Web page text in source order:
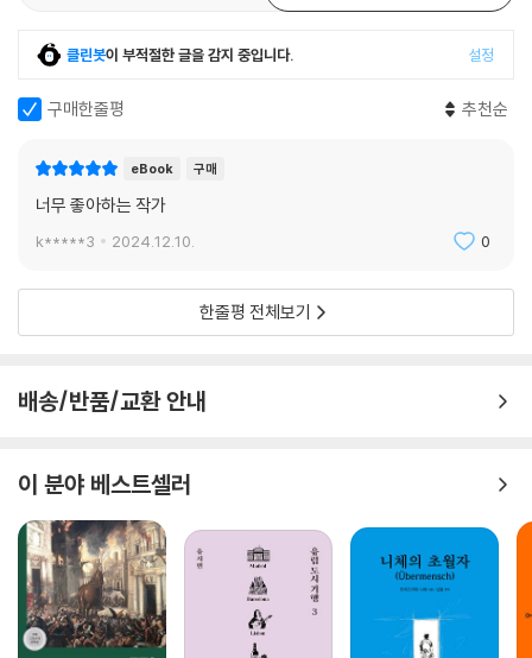
‘휴머니아’, 스스로에게 쉼표를 허락하지 않는 그것을 찾아서
몸보다 마음이 바쁘지 않은가? 끊임없이 뭔가를 해야 한다는 강박, 최선을
들여다보거나 TV를 보면서 ‘활동’을 하고 있다. 왜 우리 마음은 그토록 바
표도 허락지 않는 이 가혹함은 어디서 비롯된 것일까?
야기를 시작한다. 세계적으로 영향력 있는 영성 전문가이자 심리학자인 지
은이는 왜 우리가 몸보다 마음이 바쁜지, 현대인이 불안과 권태, 불만에 빠
우리를 끊임없는 활동으로 몰아가는 근본 원인은 우리 마음의 병이다. 우
리들 인간들은 모두 일종의 ‘정신장애’를 앓고 있는 존재, 말하자면 제정신
그리고 집단으로서 우리 인간이 저지르는 수많은 문제의 근원이라고 진단
한다. 태어날 때부터 내재되어 있는 그 광기를 지은이는 ‘휴머니아’라고 명
명하고, 이것이 우리를 미치게 만든다고 설파한다.
지은이는 묻는다. 우리는 왜 자연과, 다른 인간과, 심지어 자기 자신과도 사
이좋게 지내지 못하는 것일까? 왜 인간의 역사는 온통 전쟁과 갈등과 억압
이라는 우울한 사건으로 얼룩진 걸까? 우리가 환경을 파괴하고, 결과적으
클린봇이 부적절한 글을 감지 중입니다. 설정
구매한줄평 추천순
eBook 구매
너무 좋아하는 작가
k*****3 2024.12.10. 0
한줄평 전체보기
배송/반품/교환 안내
이 분야 베스트셀러